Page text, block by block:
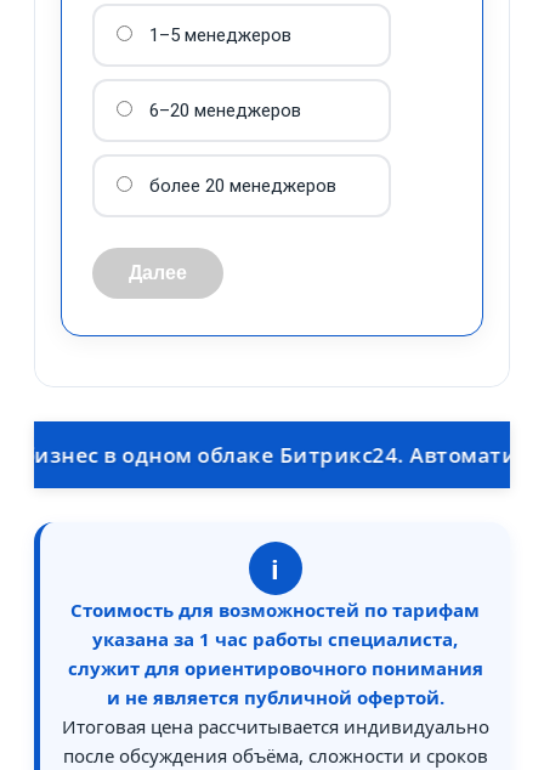
1–5 менеджеров
6–20 менеджеров
более 20 менеджеров
Далее
обработку персональных
одном облаке Битрикс24.
i
Стоимость для возможностей по тарифам
указана за 1 час работы специалиста,
служит для ориентировочного понимания
и не является публичной офертой.
Итоговая цена рассчитывается индивидуально
после обсуждения объёма, сложности и сроков